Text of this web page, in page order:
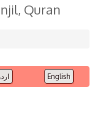
Quran
English